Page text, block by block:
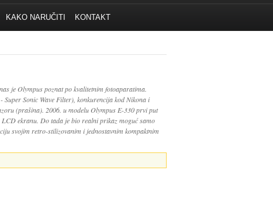
KAKO NARUČITI KONTAKT
je Olympus poznat po kvalitetnim fotoaparatima.
Sonic Wave Filter), konkurencija kod Nikona i
(prašina). 2006. u modelu Olympus E-330 prvi put
ekranu. Do tada je bio realni prikaz moguć samo
svojim retro-stilizovanim i jednostavnim kompaktnim